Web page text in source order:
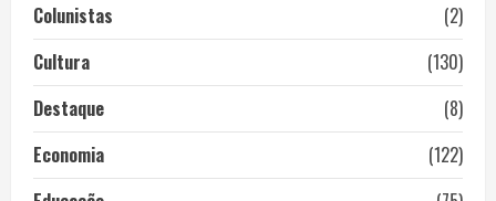
Colunistas
(2)
Cultura
(130)
Destaque
(8)
Economia
(122)